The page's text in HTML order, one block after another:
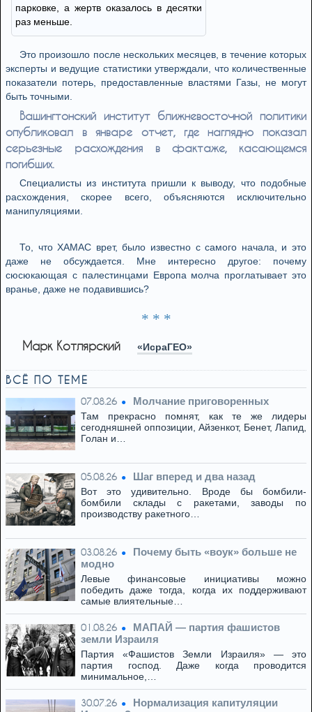
парковке, а жертв оказалось в десятки
раз меньше.
Это произошло после нескольких месяцев, в течение которых
эксперты и ведущие статистики утверждали, что количественные
показатели потерь, предоставленные властями Газы, не могут
быть точными.
Вашингтонский институт ближневосточной политики
опубликовал в январе отчет, где наглядно показал
серьезные расхождения в фактаже, касающемся
погибших.
Специалисты из института пришли к выводу, что подобные
расхождения, скорее всего, объясняются исключительно
манипуляциями.
То, что ХАМАС врет, было известно с самого начала, и это
даже не обсуждается. Мне интересно другое: почему
сюсюкающая с палестинцами Европа молча проглатывает это
вранье, даже не подавившись?
* * *
Марк Котлярский «ИсраГЕО»
ВСЁ ПО ТЕМЕ
07.08.26 Молчание приговоренных
Там прекрасно помнят, как те же лидеры
сегодняшней оппозиции, Айзенкот, Бенет, Лапид,
Голан и…
05.08.26 Шаг вперед и два назад
Вот это удивительно. Вроде бы бомбили-
бомбили склады с ракетами, заводы по
производству ракетного…
03.08.26
Почему быть «воук» больше не
модно
Левые финансовые инициативы можно
победить даже тогда, когда их поддерживают
самые влиятельные…
01.08.26
МАПАЙ — партия фашистов
земли Израиля
Партия «Фашистов Земли Израиля» — это
партия господ. Даже когда проводится
минимальное,…
30.07.26
Нормализация капитуляции